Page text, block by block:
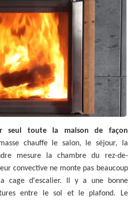
seul toute la maison de façon
chauffe le salon, le séjour, la
mesure la chambre du rez-de-
convective ne monte pas beaucoup
cage d'escalier. Il y a une bonne
entre le sol et le plafond. Le